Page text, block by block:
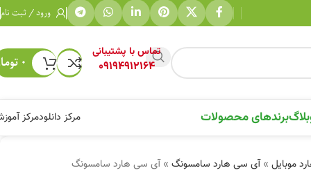
ورود / ثبت نام
تماس با پشتیبانی
09194912164 ۰
برندهای محصولات مرکز دانلودمرکز
موبایل»آی سی هارد سامسونگ»آی سی هارد سامسونگ